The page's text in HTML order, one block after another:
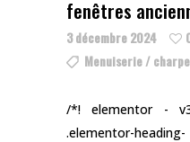
fenêtres
3 décembre 2024
Menuiserie /
/*! elementor -
.elementor-heading-